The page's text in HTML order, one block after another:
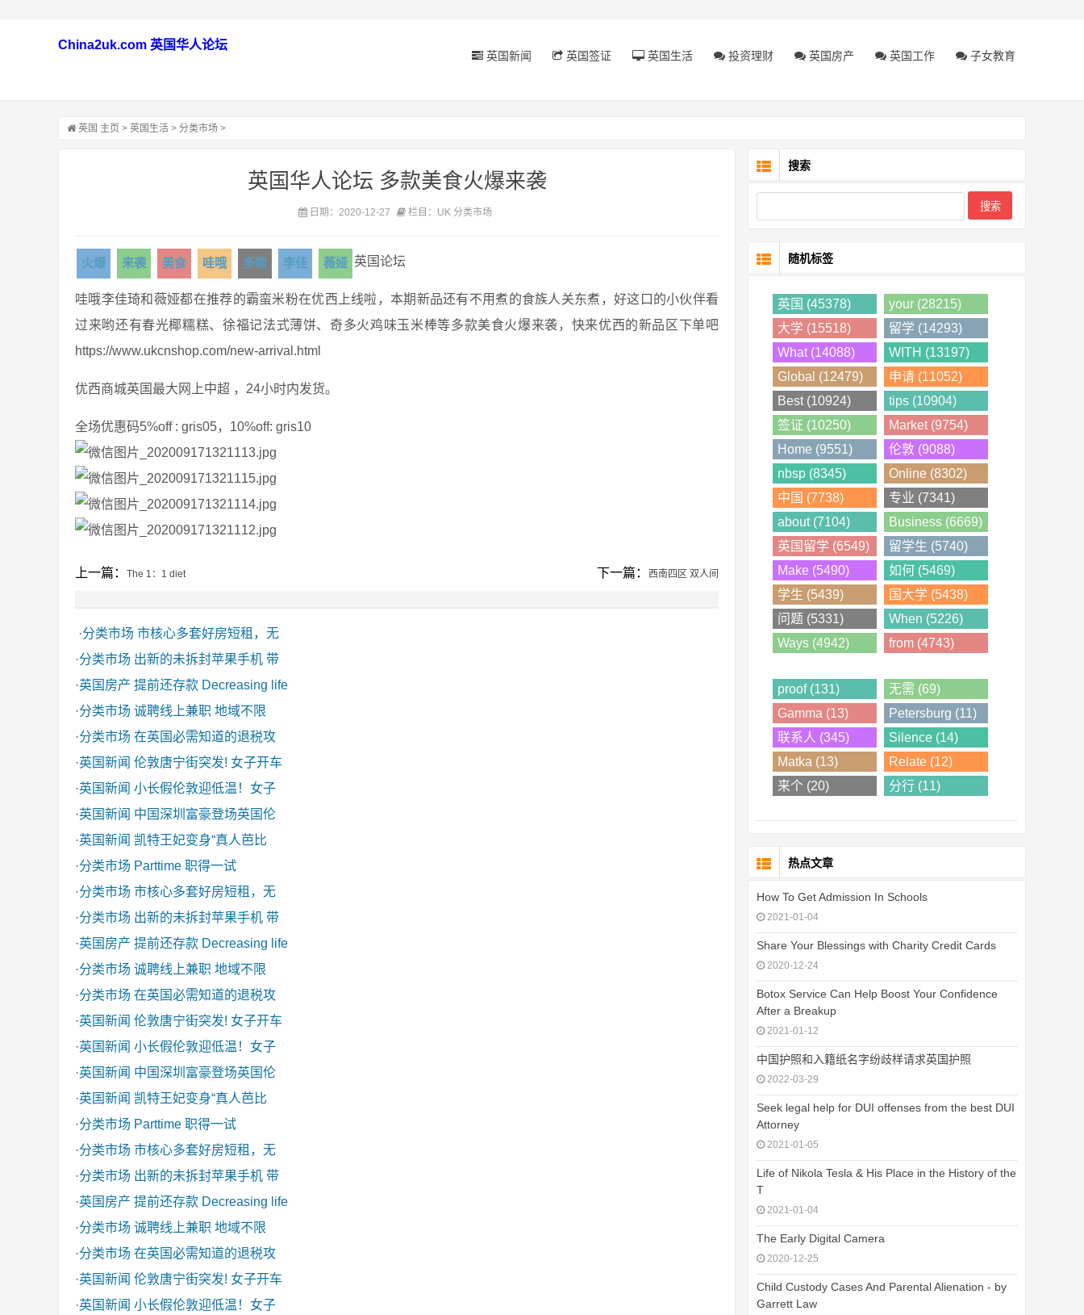
China2uk.com 英国华人论坛
英国新闻 英国签证 英国生活 投资理财 英国房产 英国工作 子女教育
英国 主页 > 英国生活 > 分类市场 >
英国华人论坛 多款美食火爆来袭
日期：2020-12-27 栏目：UK 分类市场
火爆 来袭 美食 哇哦 多款 李佳 薇娅 英国论坛
哇哦李佳琦和薇娅都在推荐的霸蛮米粉在优西上线啦，本期新品还有不用煮的食族人关东煮，好这口的小伙伴看
过来哟还有春光椰糯糕、徐福记法式薄饼、奇多火鸡味玉米棒等多款美食火爆来袭，快来优西的新品区下单吧
https://www.ukcnshop.com/new-arrival.html
优西商城英国最大网上中超 ，24小时内发货。
全场优惠码5%off : gris05，10%off: gris10
上一篇： The 1：1 diet 下一篇： 西南四区 双人间
·分类市场 市核心多套好房短租，无
·分类市场 出新的未拆封苹果手机 带
·英国房产 提前还存款 Decreasing life
·分类市场 诚聘线上兼职 地域不限
·分类市场 在英国必需知道的退税攻
·英国新闻 伦敦唐宁街突发! 女子开车
·英国新闻 小长假伦敦迎低温！女子
·英国新闻 中国深圳富豪登场英国伦
·英国新闻 凯特王妃变身“真人芭比
·分类市场 Parttime 职得一试
·分类市场 市核心多套好房短租，无
·分类市场 出新的未拆封苹果手机 带
·英国房产 提前还存款 Decreasing life
·分类市场 诚聘线上兼职 地域不限
·分类市场 在英国必需知道的退税攻
·英国新闻 伦敦唐宁街突发! 女子开车
·英国新闻 小长假伦敦迎低温！女子
·英国新闻 中国深圳富豪登场英国伦
·英国新闻 凯特王妃变身“真人芭比
·分类市场 Parttime 职得一试
·分类市场 市核心多套好房短租，无
·分类市场 出新的未拆封苹果手机 带
·英国房产 提前还存款 Decreasing life
·分类市场 诚聘线上兼职 地域不限
·分类市场 在英国必需知道的退税攻
·英国新闻 伦敦唐宁街突发! 女子开车
·英国新闻 小长假伦敦迎低温！女子
搜索
随机标签
英国 (45378)
your (28215)
大学 (15518)
留学 (14293)
What (14088)
WITH (13197)
Global (12479)
申请 (11052)
Best (10924)
tips (10904)
签证 (10250)
Market (9754)
Home (9551)
伦敦 (9088)
nbsp (8345)
Online (8302)
中国 (7738)
专业 (7341)
about (7104)
Business (6669)
英国留学 (6549)
留学生 (5740)
Make (5490)
如何 (5469)
学生 (5439)
国大学 (5438)
问题 (5331)
When (5226)
Ways (4942)
from (4743)
proof (131)
无需 (69)
Gamma (13)
Petersburg (11)
联系人 (345)
Silence (14)
Matka (13)
Relate (12)
来个 (20)
分行 (11)
热点文章
How To Get Admission In Schools
2021-01-04
Share Your Blessings with Charity Credit Cards
2020-12-24
Botox Service Can Help Boost Your Confidence
After a Breakup
2021-01-12
中国护照和入籍纸名字纷歧样请求英国护照
2022-03-29
Seek legal help for DUI offenses from the best DUI
Attorney
2021-01-05
Life of Nikola Tesla & His Place in the History of the
T
2021-01-04
The Early Digital Camera
2020-12-25
Child Custody Cases And Parental Alienation - by
Garrett Law